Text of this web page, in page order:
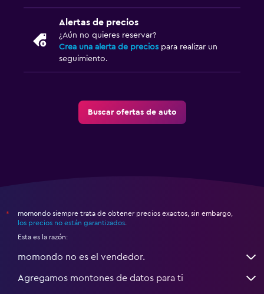
Alertas de precios
¿Aún no quieres reservar?
Crea una alerta de precios para realizar un
seguimiento.
Buscar ofertas de auto
*
momondo siempre trata de obtener precios exactos, sin embargo,
los precios no están garantizados.
Esta es la razón:
momondo no es el vendedor.
Agregamos montones de datos para ti